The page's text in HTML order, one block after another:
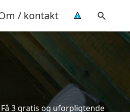
/ kontakt
3 gratis og uforpligtende